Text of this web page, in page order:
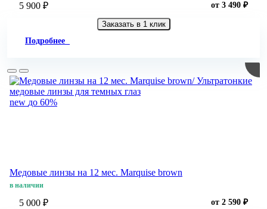
5 900 ₽ от 3 490 ₽
Заказать в 1 клик
Подробнее
new до 60%
Медовые линзы на 12 мес. Marquise brown
в наличии
5 000 ₽ от 2 590 ₽